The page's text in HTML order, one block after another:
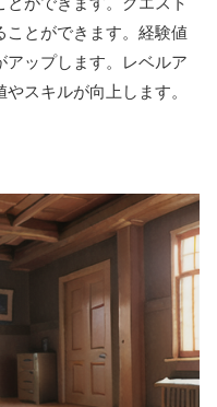
ことができます。経験値
アップします。レベルア
スキルが向上します。